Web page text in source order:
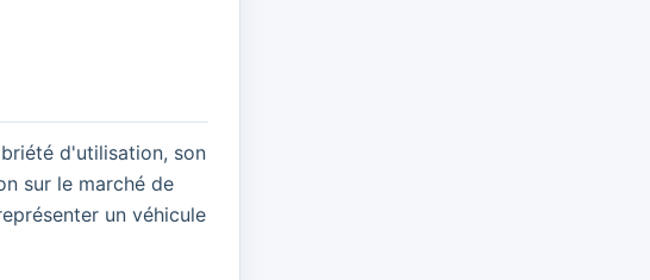
d'utilisation, son
sur le marché de
un véhicule